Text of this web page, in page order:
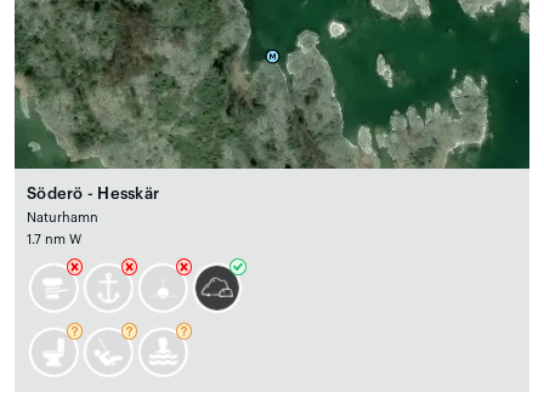
Söderö - Hesskär
Naturhamn
1.7 nm W